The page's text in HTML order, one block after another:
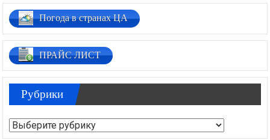
Погода в странах ЦА
ПРАЙС ЛИСТ
Рубрики
Рубрики